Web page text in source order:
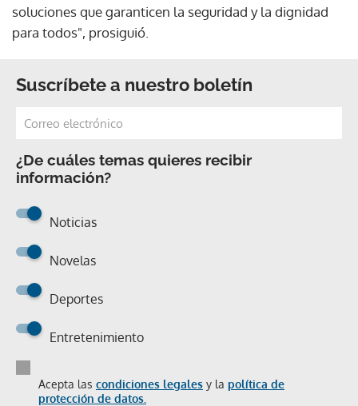
soluciones que garanticen la seguridad y la dignidad
para todos", prosiguió.
Suscríbete a nuestro boletín
¿De cuáles temas quieres recibir
información?
Noticias
Novelas
Deportes
Entretenimiento
Acepta las condiciones legales y la política de
protección de datos.